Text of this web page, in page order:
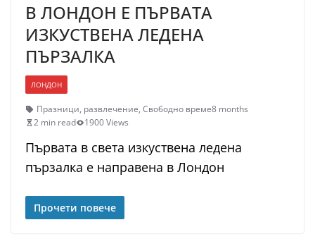
В ЛОНДОН Е ПЪРВАТА
ИЗКУСТВЕНА ЛЕДЕНА
ПЪРЗАЛКА
ЛОНДОН
Празници, развлечение, Свободно време8 months
2 min read
1900 Views
Първата в света изкуствена ледена
пързалка е направена в Лондон
Прочети повече